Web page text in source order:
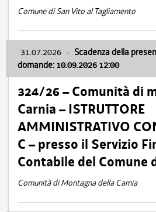
Comune di San Vito al Tagliamento
31.07.2026 - Scadenza della
domande: 10.09.2026 12:00
324/26 – Comunità di
Carnia – ISTRUTTORE
AMMINISTRATIVO
C – presso il Servizio
Contabile del Comune
Comunità di Montagna della Carnia